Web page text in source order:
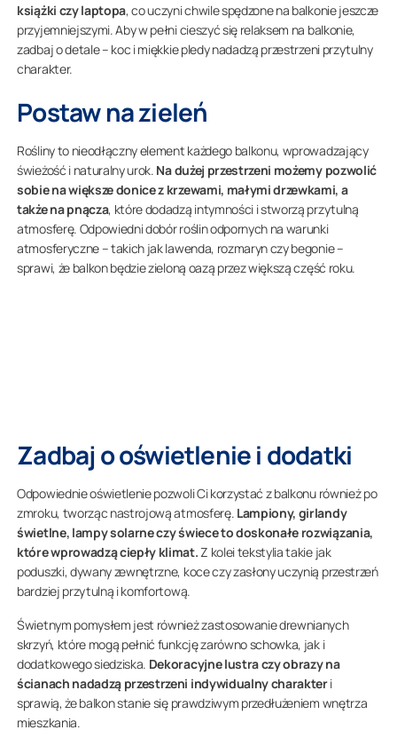
książki czy laptopa, co uczyni chwile spędzone na balkonie jeszcze
przyjemniejszymi. Aby w pełni cieszyć się relaksem na balkonie,
zadbaj o detale – koc i miękkie pledy nadadzą przestrzeni przytulny
charakter.
Postaw na zieleń
Rośliny to nieodłączny element każdego balkonu, wprowadzający
świeżość i naturalny urok. Na dużej przestrzeni możemy pozwolić
sobie na większe donice z krzewami, małymi drzewkami, a
także na pnącza, które dodadzą intymności i stworzą przytulną
atmosferę. Odpowiedni dobór roślin odpornych na warunki
atmosferyczne – takich jak lawenda, rozmaryn czy begonie –
sprawi, że balkon będzie zieloną oazą przez większą część roku.
Zadbaj o oświetlenie i dodatki
Odpowiednie oświetlenie pozwoli Ci korzystać z balkonu również po
zmroku, tworząc nastrojową atmosferę. Lampiony, girlandy
świetlne, lampy solarne czy świece to doskonałe rozwiązania,
które wprowadzą ciepły klimat.Z kolei tekstylia takie jak
poduszki, dywany zewnętrzne, koce czy zasłony uczynią przestrzeń
bardziej przytulną i komfortową.
Świetnym pomysłem jest również zastosowanie drewnianych
skrzyń, które mogą pełnić funkcję zarówno schowka, jak i
dodatkowego siedziska. Dekoracyjne lustra czy obrazy na
ścianach nadadzą przestrzeni indywidualny charakteri
sprawią, że balkon stanie się prawdziwym przedłużeniem wnętrza
mieszkania.